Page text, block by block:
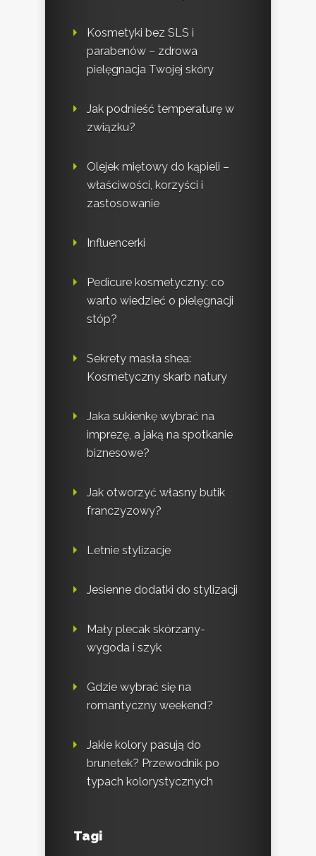
Kosmetyki bez SLS i
parabenów – zdrowa
pielęgnacja Twojej skóry
Jak podnieść temperaturę w
związku?
Olejek miętowy do kąpieli –
właściwości, korzyści i
zastosowanie
Influencerki
Pedicure kosmetyczny: co
warto wiedzieć o pielęgnacji
stóp?
Sekrety masła shea:
Kosmetyczny skarb natury
Jaka sukienkę wybrać na
imprezę, a jaką na spotkanie
biznesowe?
Jak otworzyć własny butik
franczyzowy?
Letnie stylizacje
Jesienne dodatki do stylizacji
Mały plecak skórzany-
wygoda i szyk
Gdzie wybrać się na
romantyczny weekend?
Jakie kolory pasują do
brunetek? Przewodnik po
typach kolorystycznych
Tagi